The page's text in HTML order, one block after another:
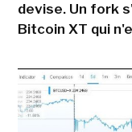
devise. Un fork
Bitcoin XT qui